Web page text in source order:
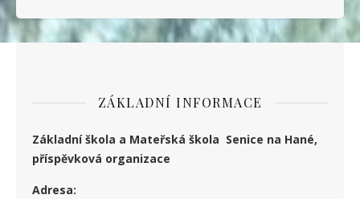
ZÁKLADNÍ INFORMACE
Základní škola a Mateřská škola Senice na Hané,
příspěvková organizace
Adresa: